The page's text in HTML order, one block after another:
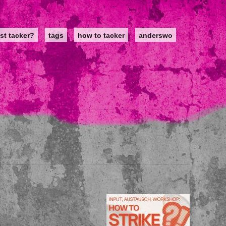
tacker? tags how to tacker anderswo